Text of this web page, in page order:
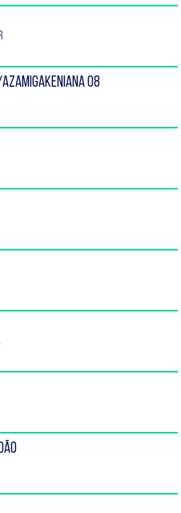
AZAMIGAKENIANA 08